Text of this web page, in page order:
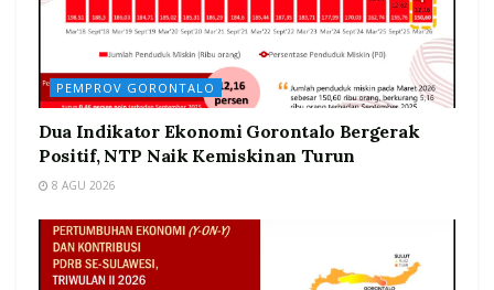
PEMPROV GORONTALO
Dua Indikator Ekonomi Gorontalo Bergerak
Positif, NTP Naik Kemiskinan Turun
8 AGU 2026